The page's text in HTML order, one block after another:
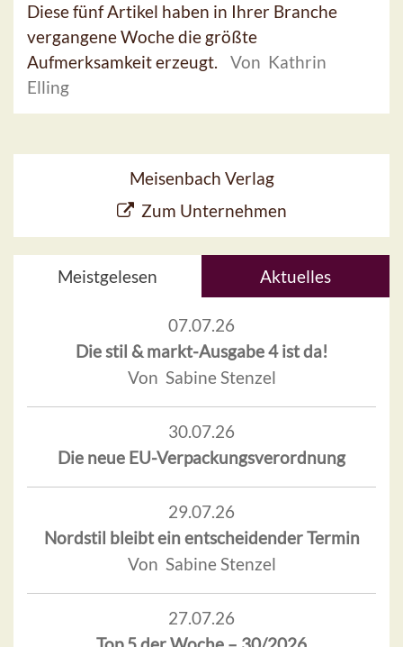
Diese fünf Artikel haben in Ihrer Branche
vergangene Woche die größte
Aufmerksamkeit erzeugt.
Von Kathrin
Elling
Meisenbach Verlag
Zum Unternehmen
Meistgelesen Aktuelles
07.07.26
Die stil & markt-Ausgabe 4 ist da!
Von Sabine Stenzel
30.07.26
Die neue EU-Verpackungsverordnung
29.07.26
Nordstil bleibt ein entscheidender Termin
Von Sabine Stenzel
27.07.26